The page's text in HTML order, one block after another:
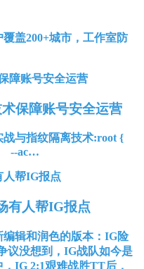
盖200+城市，工作室防
保障账号安全运营
战与指纹隔离技术:root {
--ac…
有人帮IG报点
辑和润色的版本：IG险
议没想到，IG战队如今是
IG 2:1艰难战胜TT后，